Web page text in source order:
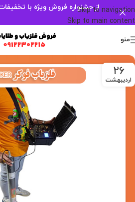
Skip to navigation
Skip to main content
از جشنواره فروش ویژه با
منو
26
اردیبهشت